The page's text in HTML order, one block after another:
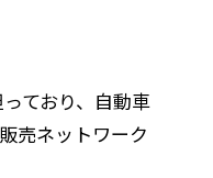
ており、自動車
売ネットワーク